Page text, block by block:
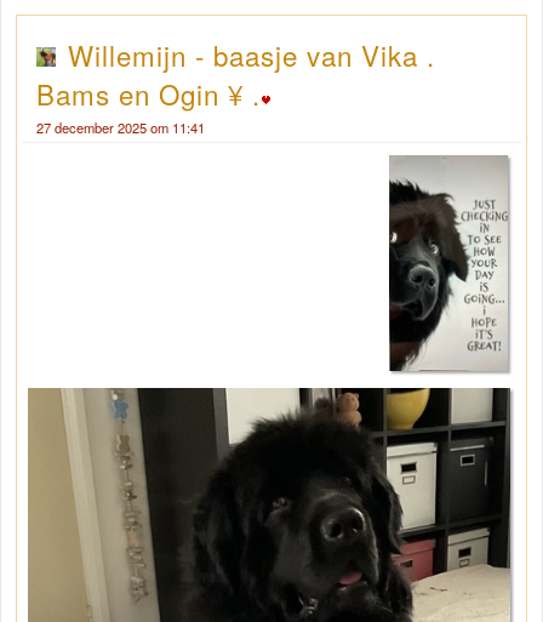
Willemijn - baasje van Vika .
Bams en Ogin ¥ .
27 december 2025 om 11:41